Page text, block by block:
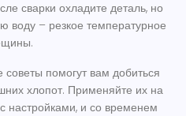
сварки охладите деталь, но
воду – резкое температурное
помогут вам добиться
хлопот. Применяйте их на
настройками, и со временем